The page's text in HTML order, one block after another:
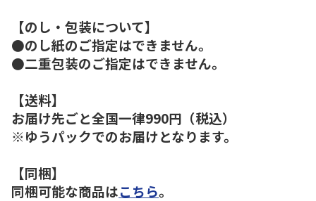
【のし・包装について】
●のし紙のご指定はできません。
●二重包装のご指定はできません。
【送料】
お届け先ごと全国一律990円（税込）
※ゆうパックでのお届けとなります。
【同梱】
同梱可能な商品はこちら。